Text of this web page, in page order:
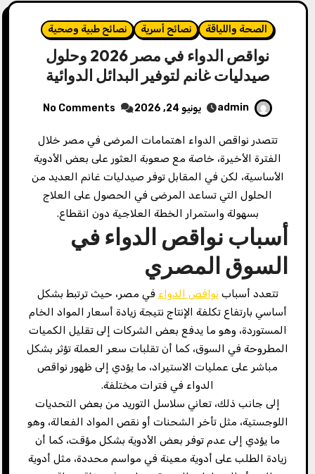
الصحة واللياقة نصائح أسرية نصائح طبية وصحية
نواقص الدواء في مصر 2026 وحلول
صيدليات غانم لتوفير البدائل الدوائية
admin يونيو 24, 2026 No Comments
تتصدر نواقص الدواء اهتمامات المرضى في مصر خلال
الفترة الأخيرة، خاصة مع صعوبة العثور على بعض الأدوية
الأساسية، لكن في المقابل توفر صيدليات غانم العديد من
الحلول التي تساعد المرضى في الحصول على العلاج
بسهولة واستمرار الخطة العلاجية دون انقطاع.
أسباب نواقص الدواء في
السوق المصري
تتعدد أسباب نواقص الدواء في مصر، حيث ترتبط بشكل
أساسي بارتفاع تكلفة الإنتاج نتيجة زيادة أسعار المواد الخام
المستوردة، وهو ما يدفع بعض الشركات إلى تقليل الكميات
المطروحة في السوق، كما أن تقلبات سعر العملة تؤثر بشكل
مباشر على عمليات الاستيراد، ما يؤدي إلى ظهور نواقص
الدواء في فترات مختلفة.
إلى جانب ذلك، تعاني سلاسل التوريد من بعض التحديات
اللوجستية، مثل تأخر الشحنات أو نقص المواد الفعالة، وهو
ما يؤدي إلى عدم توفر بعض الأدوية بشكل مؤقت، كما أن
زيادة الطلب على أدوية معينة في مواسم محددة، مثل أدوية